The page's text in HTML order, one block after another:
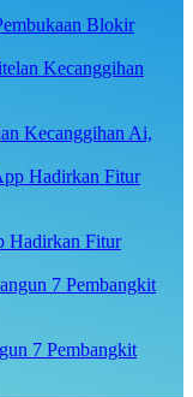
Blokir
Kecanggihan Ai,
Hadirkan Fitur
7 Pembangkit